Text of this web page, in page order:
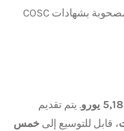
مخصصة مزينة بنمط الثعبان، مصحوبة بشهادات COSC
يورو
. يتم تقديم
، قابل للتوسيع إلى خمس